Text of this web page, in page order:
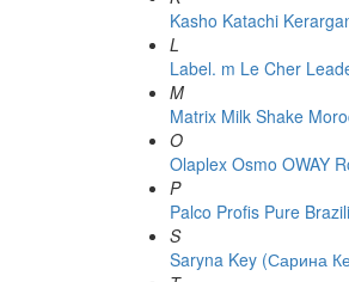
Kasho Katachi
L
Label. m Le Cher
M
Matrix Milk Shake
O
Olaplex Osmo OWAY
P
Palco Profis Pure
S
Saryna Key (Сарина